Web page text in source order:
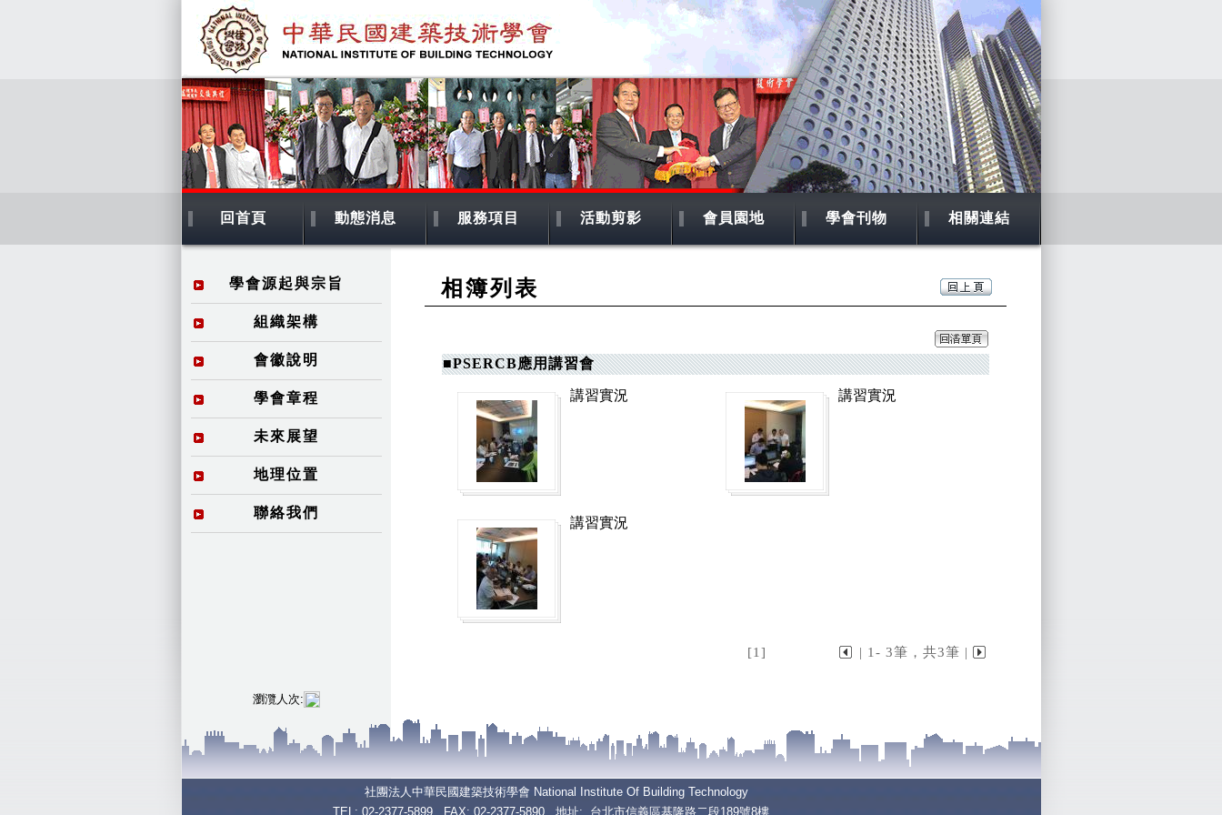
回首頁 動態消息 服務項目 活動剪影 會員園地 學會刊物 相關連結
學會源起與宗旨
組織架構
會徽說明
學會章程
未來展望
地理位置
聯絡我們
相簿列表
■PSERCB應用講習會
講習實況 講習實況
講習實況
[1] | 1- 3筆，共3筆 |
瀏灠人次:
社團法人中華民國建築技術學會 National Institute Of Building Technology
TEL: 02-2377-5899 FAX: 02-2377-5890 地址: 台北市信義區基隆路二段189號8樓